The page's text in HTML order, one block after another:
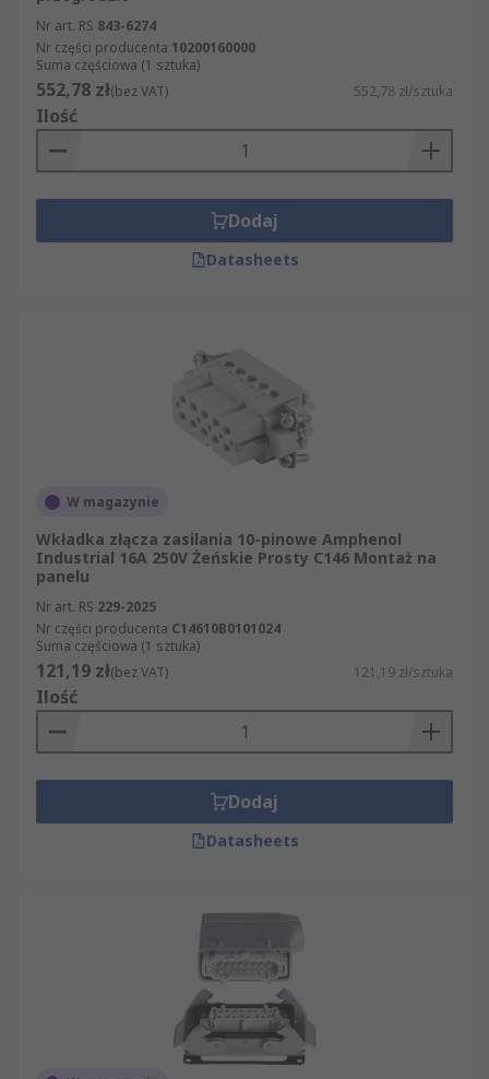
Nr art. RS 843-6274
Nr części producenta 10200160000
Suma częściowa (1 sztuka)
552,78 zł(bez VAT) 552,78 zł/sztuka
Ilość
Dodaj
Datasheets
W magazynie
Wkładka złącza zasilania 10-pinowe Amphenol
Industrial 16A 250V Żeńskie Prosty C146 Montaż na
panelu
Nr art. RS 229-2025
Nr części producenta C14610B0101024
Suma częściowa (1 sztuka)
121,19 zł(bez VAT) 121,19 zł/sztuka
Ilość
Dodaj
Datasheets